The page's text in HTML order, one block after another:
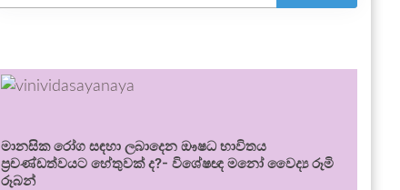
මානසික රෝග සඳහා ලබාදෙන ඖෂධ භාවිතය
ප්‍රචණ්ඩත්වයට හේතුවක් ද?- විශේෂඥ මනෝ වෛද්‍ය රූමි
රූබන්